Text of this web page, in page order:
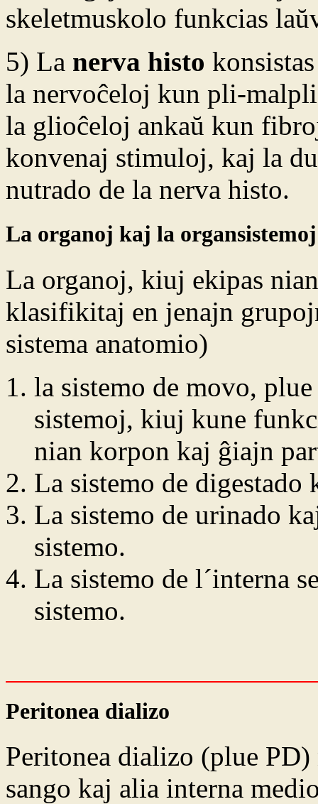
skeletmuskolo funkcias
5) La nerva histo
la nervoĉeloj kun pli-
la glioĉeloj ankaŭ kun
konvenaj stimuloj, kaj la
nutrado de la nerva histo.
La organoj kaj la organsistemoj
La organoj, kiuj ekipas
klasifikitaj en jenajn
sistema anatomio)
la sistemo de movo,
sistemoj, kiuj kune
nian korpon kaj ĝiajn
La sistemo de digestado
La sistemo de urinado
sistemo.
La sistemo de l´interna
sistemo.
Peritonea dializo
Peritonea dializo (plue
sango kaj alia interna